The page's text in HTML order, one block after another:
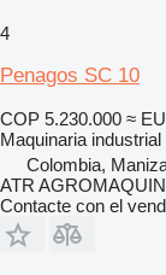
4
Penagos SC 10
COP 5.230.000 ≈
Maquinaria
Colombia,
ATR
Contacte con el